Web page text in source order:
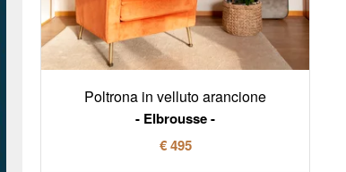
Poltrona in velluto arancione
Elbrousse
€ 495